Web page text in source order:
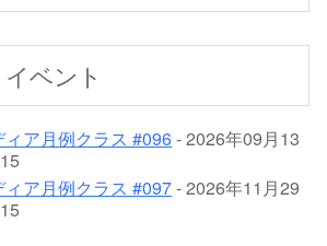
ベント
ア月例クラス #096- 2026年09月13
ア月例クラス #097- 2026年11月29